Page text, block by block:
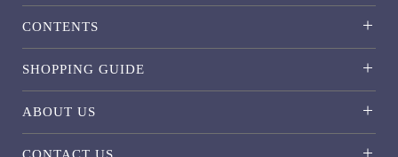
CONTENTS
SHOPPING GUIDE
ABOUT US